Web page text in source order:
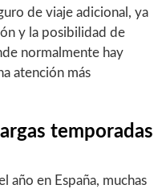
de viaje adicional, ya
y la posibilidad de
normalmente hay
atención más
temporadas
año en España, muchas